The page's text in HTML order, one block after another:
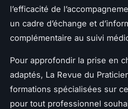
l’efficacité de
un cadre d’échange et
complémentaire au suivi
Pour approfondir la prise en
adaptés, La Revue du
formations spécialisées sur
pour tout professionnel